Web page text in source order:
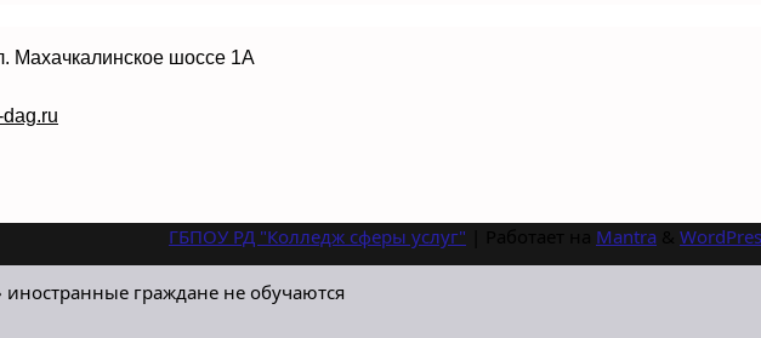
Махачкалинское шоссе 1А
ГБПОУ РД "Колледж сферы услуг" Mantra
граждане не обучаются